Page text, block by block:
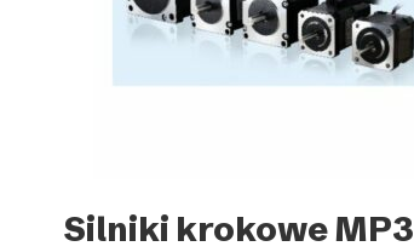
Silniki krokowe MP3